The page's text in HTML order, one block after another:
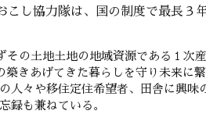
し協力隊は、国の制度で最長３
その土地土地の地域資源である１次
きあげてきた暮らしを守り未来に
人々や移住定住希望者、田舎に興味
録も兼ねている。